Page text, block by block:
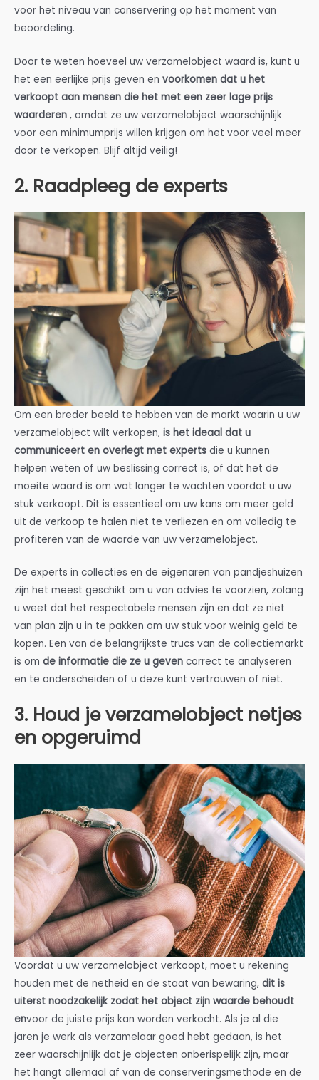
voor het niveau van conservering op het moment van
beoordeling.
Door te weten hoeveel uw verzamelobject waard is, kunt u
het een eerlijke prijs geven en voorkomen dat u het
verkoopt aan mensen die het met een zeer lage prijs
waarderen , omdat ze uw verzamelobject waarschijnlijk
voor een minimumprijs willen krijgen om het voor veel meer
door te verkopen. Blijf altijd veilig!
2. Raadpleeg de experts
Om een breder beeld te hebben van de markt waarin u uw
verzamelobject wilt verkopen, is het ideaal dat u
communiceert en overlegt met experts die u kunnen
helpen weten of uw beslissing correct is, of dat het de
moeite waard is om wat langer te wachten voordat u uw
stuk verkoopt. Dit is essentieel om uw kans om meer geld
uit de verkoop te halen niet te verliezen en om volledig te
profiteren van de waarde van uw verzamelobject.
De experts in collecties en de eigenaren van pandjeshuizen
zijn het meest geschikt om u van advies te voorzien, zolang
u weet dat het respectabele mensen zijn en dat ze niet
van plan zijn u in te pakken om uw stuk voor weinig geld te
kopen. Een van de belangrijkste trucs van de collectiemarkt
is om de informatie die ze u geven correct te analyseren
en te onderscheiden of u deze kunt vertrouwen of niet.
3. Houd je verzamelobject netjes
en opgeruimd
Voordat u uw verzamelobject verkoopt, moet u rekening
houden met de netheid en de staat van bewaring, dit is
uiterst noodzakelijk zodat het object zijn waarde behoudt
envoor de juiste prijs kan worden verkocht. Als je al die
jaren je werk als verzamelaar goed hebt gedaan, is het
zeer waarschijnlijk dat je objecten onberispelijk zijn, maar
het hangt allemaal af van de conserveringsmethode en de